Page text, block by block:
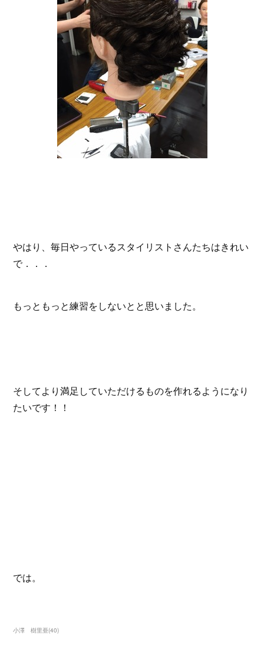
やはり、毎日やっているスタイリストさんたちはきれい
で．．．
もっともっと練習をしないとと思いました。
そしてより満足していただけるものを作れるようになり
たいです！！
では。
小澤 樹里亜(40)